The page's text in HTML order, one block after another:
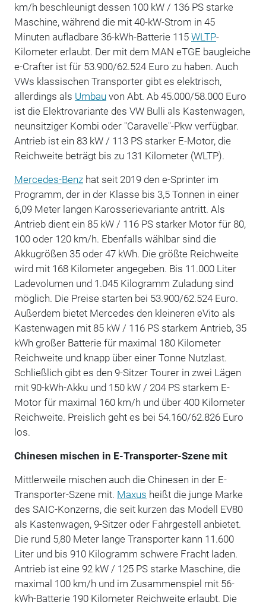
km/h beschleunigt dessen 100 kW / 136 PS starke
Maschine, während die mit 40-kW-Strom in 45
Minuten aufladbare 36-kWh-Batterie 115 WLTP-
Kilometer erlaubt. Der mit dem MAN eTGE baugleiche
e-Crafter ist für 53.900/62.524 Euro zu haben. Auch
VWs klassischen Transporter gibt es elektrisch,
allerdings als Umbau von Abt. Ab 45.000/58.000 Euro
ist die Elektrovariante des VW Bulli als Kastenwagen,
neunsitziger Kombi oder "Caravelle"-Pkw verfügbar.
Antrieb ist ein 83 kW / 113 PS starker E-Motor, die
Reichweite beträgt bis zu 131 Kilometer (WLTP).
Mercedes-Benzhat seit 2019 den e-Sprinter im
Programm, der in der Klasse bis 3,5 Tonnen in einer
6,09 Meter langen Karosserievariante antritt. Als
Antrieb dient ein 85 kW / 116 PS starker Motor für 80,
100 oder 120 km/h. Ebenfalls wählbar sind die
Akkugrößen 35 oder 47 kWh. Die größte Reichweite
wird mit 168 Kilometer angegeben. Bis 11.000 Liter
Ladevolumen und 1.045 Kilogramm Zuladung sind
möglich. Die Preise starten bei 53.900/62.524 Euro.
Außerdem bietet Mercedes den kleineren eVito als
Kastenwagen mit 85 kW / 116 PS starkem Antrieb, 35
kWh großer Batterie für maximal 180 Kilometer
Reichweite und knapp über einer Tonne Nutzlast.
Schließlich gibt es den 9-Sitzer Tourer in zwei Lägen
mit 90-kWh-Akku und 150 kW / 204 PS starkem E-
Motor für maximal 160 km/h und über 400 Kilometer
Reichweite. Preislich geht es bei 54.160/62.826 Euro
los.
Chinesen mischen in E-Transporter-Szene mit
Mittlerweile mischen auch die Chinesen in der E-
Transporter-Szene mit. Maxus heißt die junge Marke
des SAIC-Konzerns, die seit kurzen das Modell EV80
als Kastenwagen, 9-Sitzer oder Fahrgestell anbietet.
Die rund 5,80 Meter lange Transporter kann 11.600
Liter und bis 910 Kilogramm schwere Fracht laden.
Antrieb ist eine 92 kW / 125 PS starke Maschine, die
maximal 100 km/h und im Zusammenspiel mit 56-
kWh-Batterie 190 Kilometer Reichweite erlaubt. Die